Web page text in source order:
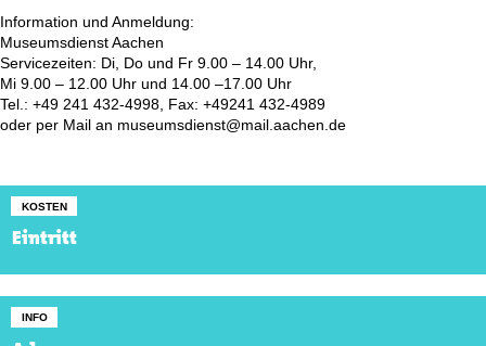
Information und Anmeldung:
Museumsdienst Aachen
Servicezeiten: Di, Do und Fr 9.00 – 14.00 Uhr,
Mi 9.00 – 12.00 Uhr und 14.00 –17.00 Uhr
Tel.: +49 241 432-4998, Fax: +49241 432-4989
oder per Mail an museumsdienst@mail.aachen.de
KOSTEN
Eintritt
INFO